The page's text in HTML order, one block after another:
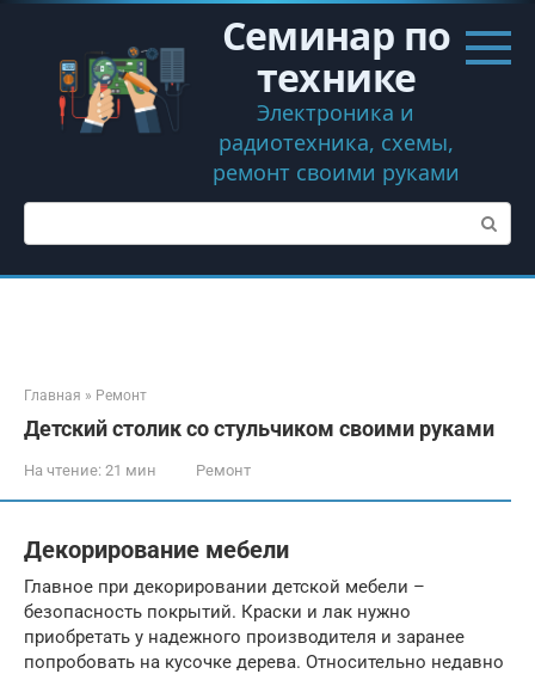
Перейти
контенту
Семинар по
технике
Электроника и
радиотехника, схемы,
ремонт своими руками
Поиск:
Главная » Ремонт
Детский столик со стульчиком своими руками
На чтение: 21 мин Ремонт
Декорирование мебели
Главное при декорировании детской мебели –
безопасность покрытий. Краски и лак нужно
приобретать у надежного производителя и заранее
попробовать на кусочке дерева. Относительно недавно